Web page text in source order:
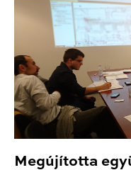
Megújította